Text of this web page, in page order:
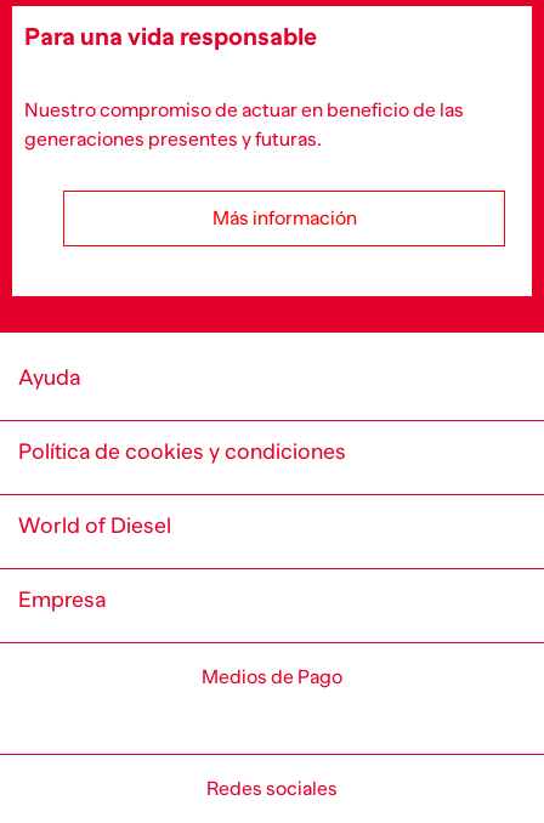
Para una vida responsable
Nuestro compromiso de actuar en beneficio de las
generaciones presentes y futuras.
Más información
Ayuda
Política de cookies y condiciones
World of Diesel
Empresa
Medios de Pago
Redes sociales